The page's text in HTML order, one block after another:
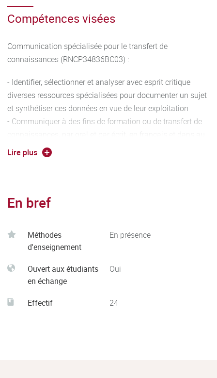
Compétences visées
Communication spécialisée pour le transfert de
connaissances (RNCP34836BC03) :
- Identifier, sélectionner et analyser avec esprit critique
diverses ressources spécialisées pour documenter un sujet
et synthétiser ces données en vue de leur exploitation
- Communiquer à des fins de formation ou de transfert de
moins une langue étrangère
Lire plus
En bref
Méthodes
d'enseignement
En présence
Ouvert aux étudiants
en échange
Oui
Effectif 24